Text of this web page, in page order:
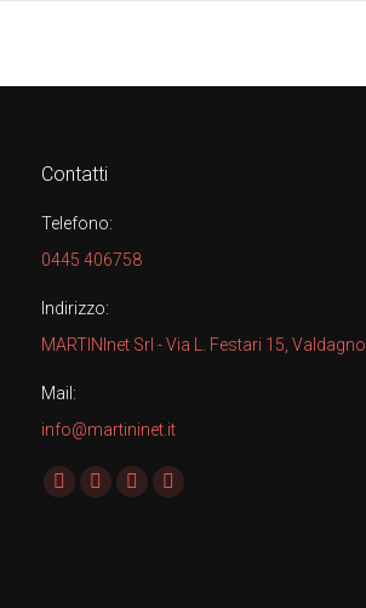
Contatti
Telefono:
0445 406758
Indirizzo:
MARTINInet Srl - Via L. Festari 15, Valdagno
Mail:
info@martininet.it
Find us on:
Facebook
X
YouTubeLinkedin